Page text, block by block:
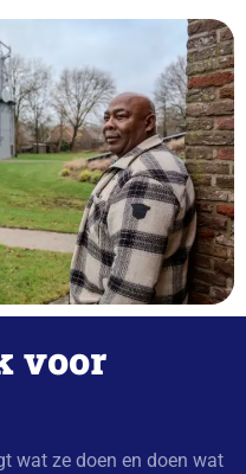
voor
wat ze doen en doen wat